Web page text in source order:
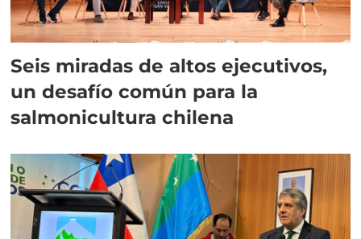
Seis miradas de altos ejecutivos,
un desafío común para la
salmonicultura chilena